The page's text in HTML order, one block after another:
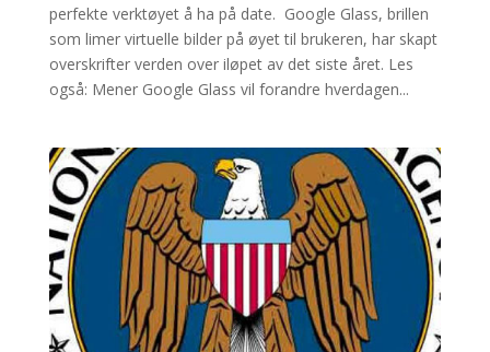
perfekte verktøyet å ha på date. Google Glass, brillen
som limer virtuelle bilder på øyet til brukeren, har skapt
overskrifter verden over iløpet av det siste året. Les
også: Mener Google Glass vil forandre hverdagen...